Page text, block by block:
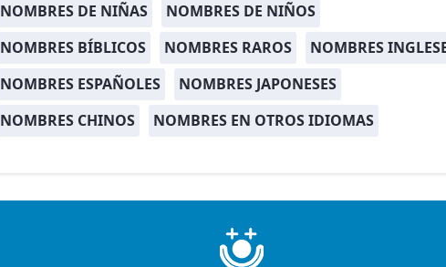
NOMBRES DE NIÑAS
NOMBRES DE NIÑOS
NOMBRES BÍBLICOS
NOMBRES RAROS
NOMBRES
NOMBRES ESPAÑOLES
NOMBRES JAPONESES
NOMBRES CHINOS
NOMBRES EN OTROS IDIOMAS